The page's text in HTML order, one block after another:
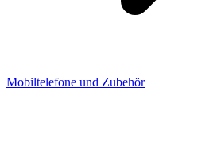
Mobiltelefone und Zubehör